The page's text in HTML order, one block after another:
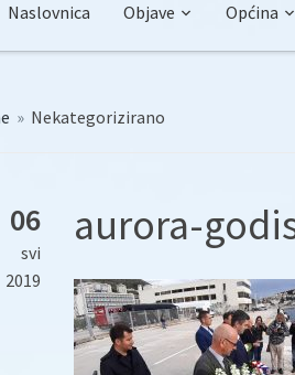
Naslovnica Objave Općina
» Nekategorizirano
06
svi
2019
aurora-